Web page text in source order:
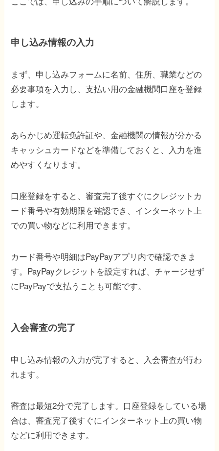
申し込み情報の入力
まず、申し込みフォームに名前、住所、職業などの
必要事項を入力し、支払い用の金融機関口座を登録
します。
あらかじめ運転免許証や、金融機関の情報が分かる
キャッシュカードなどを準備しておくと、入力を進
めやすくなります。
口座登録をすると、審査完了後すぐにクレジットカ
ード番号や有効期限を確認でき、インターネット上
での買い物などに利用できます。
カード番号や明細はPayPayアプリ内で確認できま
す。PayPayクレジットを設定すれば、チャージせず
にPayPayで支払うことも可能です。
入会審査の完了
申し込み情報の入力が完了すると、入会審査が行わ
れます。
審査は最短2分で完了します。口座登録をしている場
合は、審査完了後すぐにインターネット上の買い物
などに利用できます。